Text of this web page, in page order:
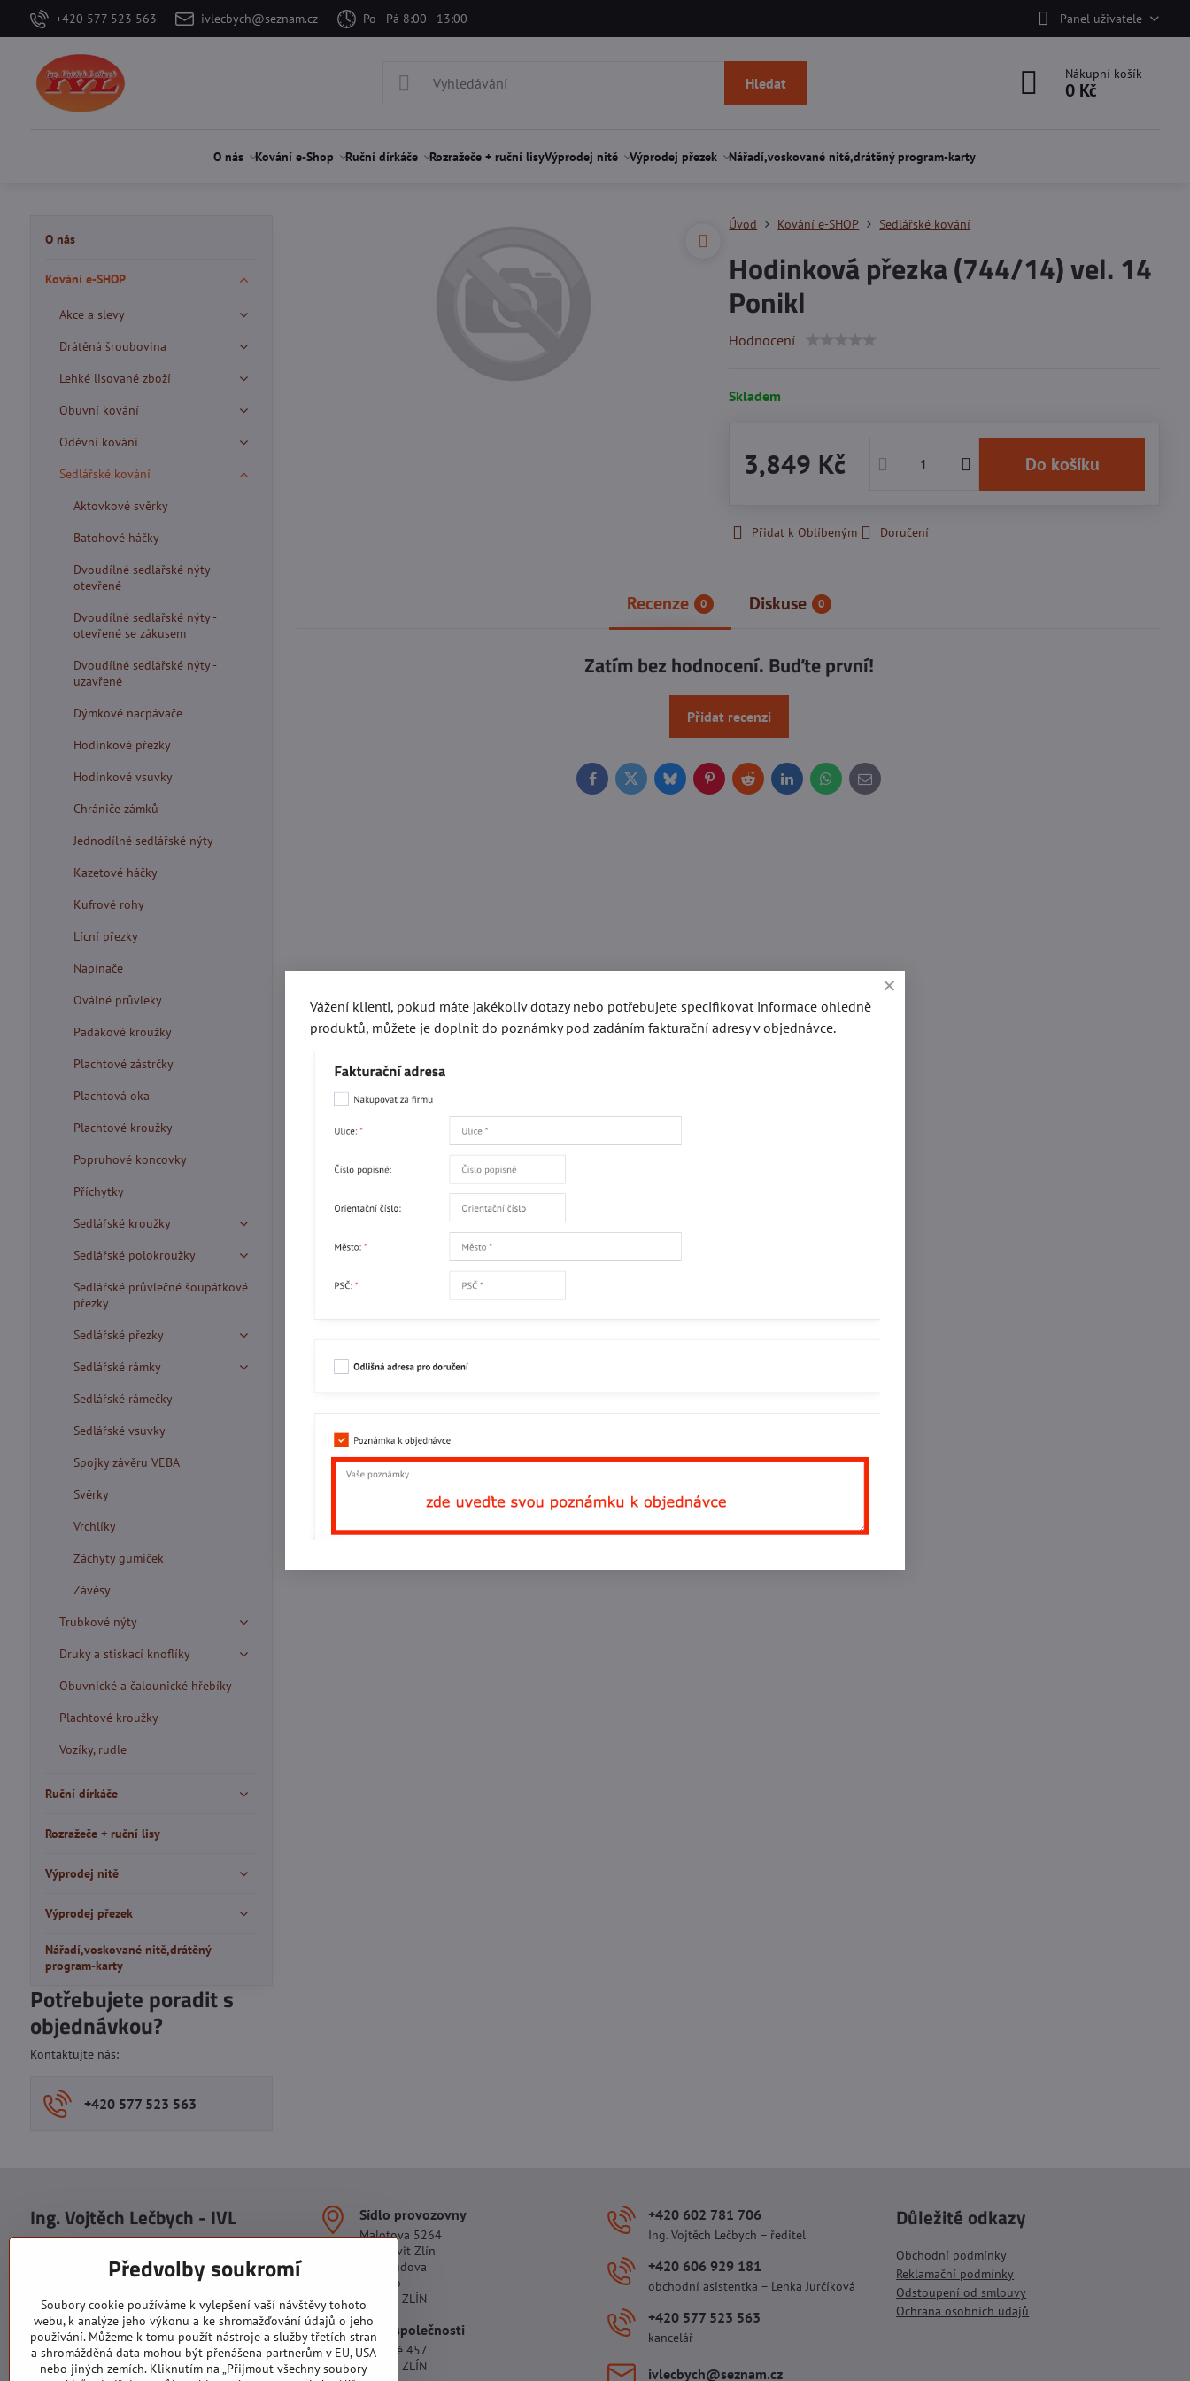
+420 577 523 563 ivlecbych@seznam.cz Po - Pá 8:00 - 13:00 Panel uživatele
Hledat
Nákupní košík
0 Kč
O nás Kování e-Shop Ruční dírkáče Rozražeče + ruční lisyVýprodej nitě Výprodej přezek Nářadí,voskované nitě,drátěný program-karty
Úvod Kování e-SHOP Sedlářské kování
Hodinková přezka (744/14) vel. 14
Ponikl
Hodnocení
Skladem
3,849 Kč Do košíku
Přidat k Oblíbeným Doručení
Recenze 0 Diskuse 0
Zatím bez hodnocení. Buďte první!
Přidat recenzi
FacebookTwitterBlueskyPinterestRedditLinkedInWhatsApp
E-
mail
O nás
Kování e-SHOP
Akce a slevy
Drátěná šroubovina
Lehké lisované zboží
Obuvní kování
Oděvní kování
Sedlářské kování
Aktovkové svěrky
Batohové háčky
Dvoudílné sedlářské nýty -
otevřené
Dvoudílné sedlářské nýty -
otevřené se zákusem
Dvoudílné sedlářské nýty -
uzavřené
Dýmkové nacpávače
Hodinkové přezky
Hodinkové vsuvky
Chrániče zámků
Jednodílné sedlářské nýty
Kazetové háčky
Kufrové rohy
Lícní přezky
Napínače
Oválné průvleky
Padákové kroužky
Plachtové zástrčky
Plachtová oka
Plachtové kroužky
Popruhové koncovky
Příchytky
Sedlářské kroužky
Sedlářské polokroužky
Sedlářské průvlečné šoupátkové
přezky
Sedlářské přezky
Sedlářské rámky
Sedlářské rámečky
Sedlářské vsuvky
Spojky závěru VEBA
Svěrky
Vrchlíky
Záchyty gumiček
Závěsy
Trubkové nýty
Druky a stiskací knoflíky
Obuvnické a čalounické hřebíky
Plachtové kroužky
Vozíky, rudle
Ruční dírkáče
Rozražeče + ruční lisy
Výprodej nitě
Výprodej přezek
Nářadí,voskované nitě,drátěný
program-karty
Potřebujete poradit s
objednávkou?
Kontaktujte nás:
+420 577 523 563
Ing. Vojtěch Lečbych - IVL
DIČ: CZ5602130809
IČO: 29007356
DIČ: CZ29007356
Sídlo provozovny
Malotova 5264
Areál Svit Zlín
113. budova
1. patro
760 01 ZLÍN
Sídlo společnosti
U Hřiště 457
760 01 ZLÍN
+420 602 781 706
Ing. Vojtěch Lečbych – ředitel
+420 606 929 181
obchodní asistentka – Lenka Jurčíková
+420 577 523 563
kancelář
ivlecbych​@seznam​.cz
Důležité odkazy
Obchodní podmínky
Reklamační podmínky
Odstoupení od smlouvy
Ochrana osobních údajů
Předvolby soukromí
Soubory cookie používáme k vylepšení vaší návštěvy tohoto
webu, k analýze jeho výkonu a ke shromažďování údajů o jeho
používání. Můžeme k tomu použít nástroje a služby třetích stran
a shromážděná data mohou být přenášena partnerům v EU, USA
nebo jiných zemích. Kliknutím na „Přijmout všechny soubory
Vážení klienti, pokud máte jakékoliv dotazy nebo potřebujete specifikovat informace ohledně
produktů, můžete je doplnit do poznámky pod zadáním fakturační adresy v objednávce.